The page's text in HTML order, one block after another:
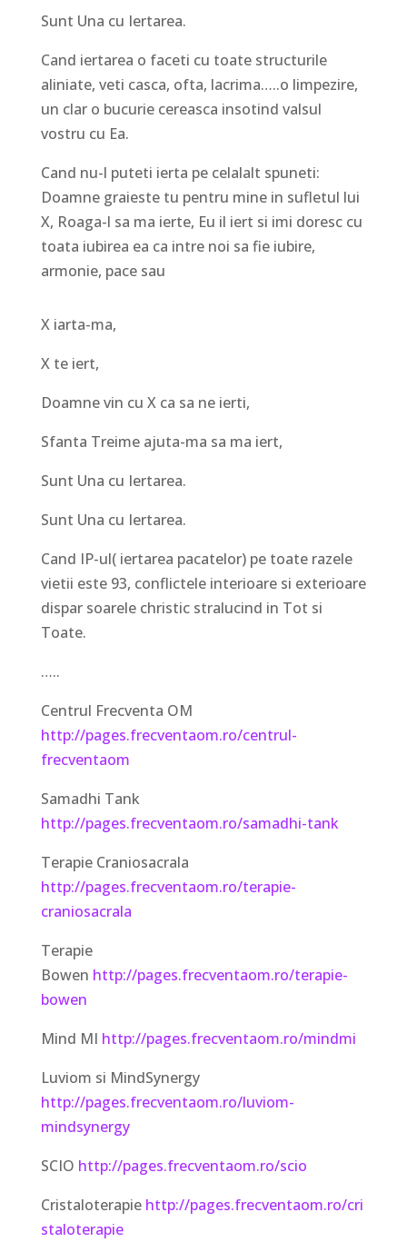
Sunt Una cu Iertarea.
Cand iertarea o faceti cu toate structurile
aliniate, veti casca, ofta, lacrima…..o limpezire,
un clar o bucurie cereasca insotind valsul
vostru cu Ea.
Cand nu-l puteti ierta pe celalalt spuneti:
Doamne graieste tu pentru mine in sufletul lui
X, Roaga-l sa ma ierte, Eu il iert si imi doresc cu
toata iubirea ea ca intre noi sa fie iubire,
armonie, pace sau
X iarta-ma,
X te iert,
Doamne vin cu X ca sa ne ierti,
Sfanta Treime ajuta-ma sa ma iert,
Sunt Una cu Iertarea.
Sunt Una cu Iertarea.
Cand IP-ul( iertarea pacatelor) pe toate razele
vietii este 93, conflictele interioare si exterioare
dispar soarele christic stralucind in Tot si
Toate.
…..
Centrul Frecventa OM
http://pages.frecventaom.ro/centrul-
frecventaom
Samadhi Tank
http://pages.frecventaom.ro/samadhi-tank
Terapie Craniosacrala
http://pages.frecventaom.ro/terapie-
craniosacrala
Terapie
Bowen http://pages.frecventaom.ro/terapie-
bowen
Mind MI http://pages.frecventaom.ro/mindmi
Luviom si MindSynergy
http://pages.frecventaom.ro/luviom-
mindsynergy
SCIO http://pages.frecventaom.ro/scio
Cristaloterapie http://pages.frecventaom.ro/cri
staloterapie